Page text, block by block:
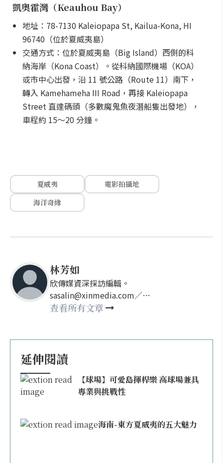
凱奧霍灣（Keauhou Bay）
地址：78-7130 Kaleiopapa St, Kailua-Kona, HI
96740（位於夏威夷島）
交通方式：位於夏威夷島（Big Island）西側的科
納海岸（Kona Coast）。從科納國際機場（KOA）
或市中心出發，沿 11 號公路（Route 11）南下，
轉入 Kamehameha III Road，再接 Kaleiopapa
Street 直達碼頭（多數魔鬼魚夜潛船隻出發地），
車程約 15～20 分鐘。
夏威夷
電影拍攝地
海洋奇緣
林芳如
欣傳媒資深採訪編輯。
sasalin@xinmedia.com／
happy21917@gmail.com
查看所有文章
延伸閱讀
【球場】可愛島揮桿樂 高球場兼具
專業與挑戰性
海南-東方夏威夷的五大魅力